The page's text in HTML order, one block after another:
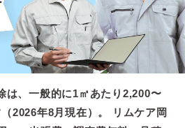
は、一般的に1㎡あたり2,200〜
2026年8月現在）。 リムケア岡